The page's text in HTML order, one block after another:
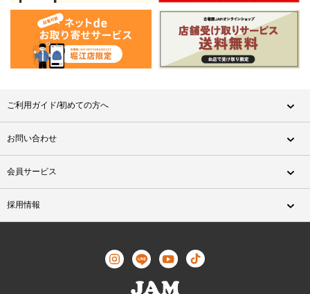
ご利用ガイド/初めての方へ
お問い合わせ
会員サービス
採用情報